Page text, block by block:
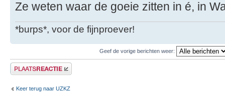
Ze weten waar de goeie zitten in é, in
*burps*, voor de fijnproever!
Geef de vorige berichten weer:
Plaats een reactie
Keer terug naar UZKZ